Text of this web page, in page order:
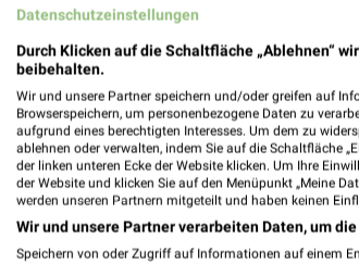
Aktuelle Angebote in
Anzahl Prospekte: 3
Letztes Prospektupdate: vor 5 Tagen
Datenschutzeinstellungen
Durch Klicken auf die Schaltfläche „Ablehnen“
beibehalten.
Wir und unsere Partner speichern und/oder greifen auf
Browserspeichern, um personenbezogene Daten zu
aufgrund eines berechtigten Interesses. Um dem zu
ablehnen oder verwalten, indem Sie auf die Schaltfläche
der linken unteren Ecke der Website klicken. Um Ihre
der Website und klicken Sie auf den Menüpunkt „Meine
werden unseren Partnern mitgeteilt und haben keinen
Wir und unsere Partner verarbeiten Daten, um
Speichern von oder Zugriff auf Informationen auf einem